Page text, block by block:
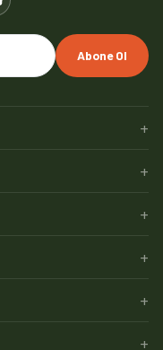
Abone Ol
+
+
+
+
+
+